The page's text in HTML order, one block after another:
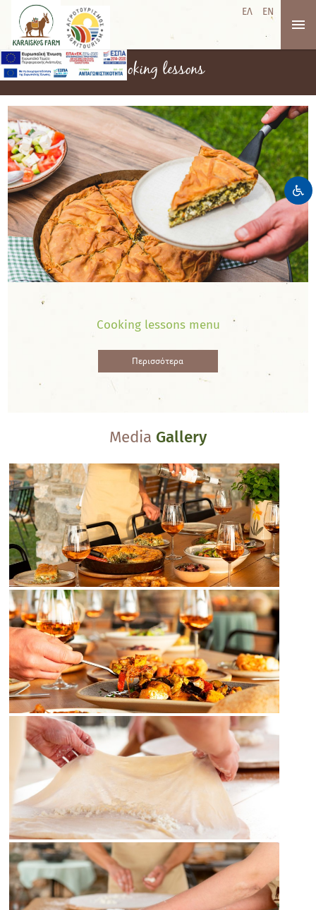
ΕΛ EN
Cooking lessons
Cooking lessons menu
Περισσότερα
Media Gallery